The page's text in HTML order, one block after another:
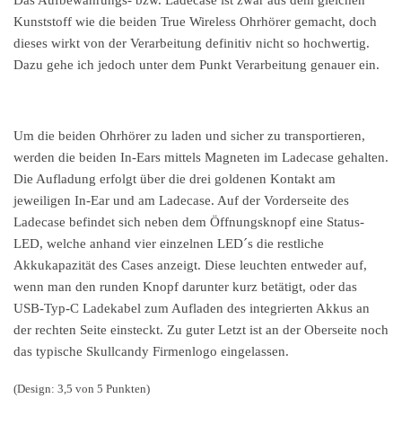
Kunststoff wie die beiden True Wireless Ohrhörer gemacht, doch
dieses wirkt von der Verarbeitung definitiv nicht so hochwertig.
Dazu gehe ich jedoch unter dem Punkt Verarbeitung genauer ein.
Um die beiden Ohrhörer zu laden und sicher zu transportieren,
werden die beiden In-Ears mittels Magneten im Ladecase gehalten.
Die Aufladung erfolgt über die drei goldenen Kontakt am
jeweiligen In-Ear und am Ladecase. Auf der Vorderseite des
Ladecase befindet sich neben dem Öffnungsknopf eine Status-
LED, welche anhand vier einzelnen LED´s die restliche
Akkukapazität des Cases anzeigt. Diese leuchten entweder auf,
wenn man den runden Knopf darunter kurz betätigt, oder das
USB-Typ-C Ladekabel zum Aufladen des integrierten Akkus an
der rechten Seite einsteckt. Zu guter Letzt ist an der Oberseite noch
das typische Skullcandy Firmenlogo eingelassen.
(Design: 3,5 von 5 Punkten)